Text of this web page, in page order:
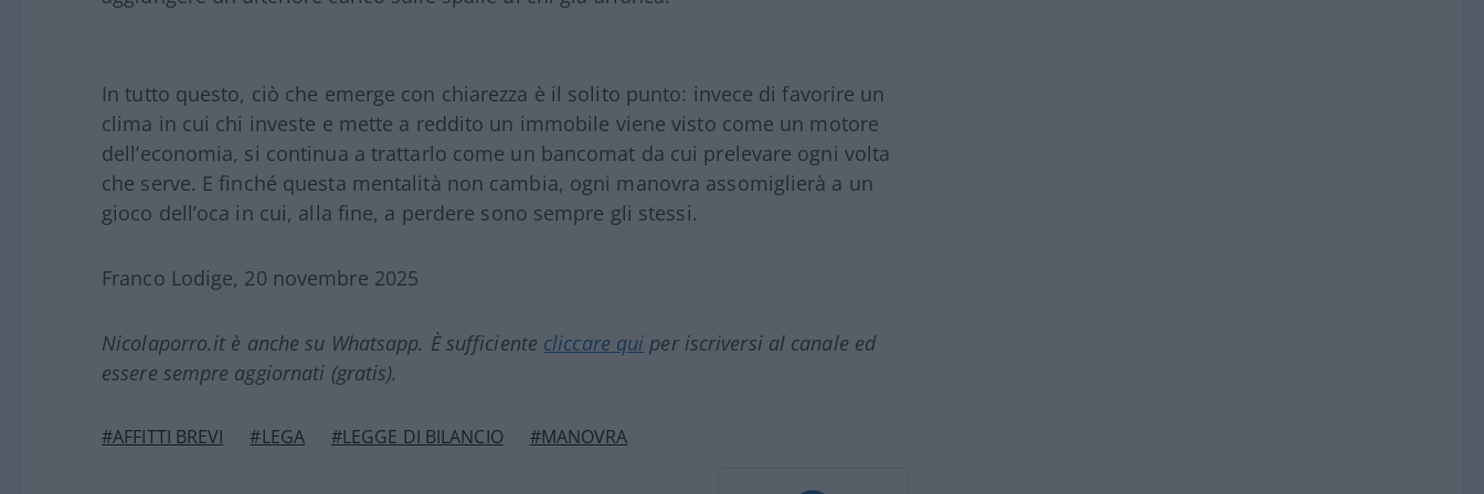
In tutto questo, ciò che emerge con chiarezza è il solito punto: invece di favorire un
clima in cui chi investe e mette a reddito un immobile viene visto come un motore
dell’economia, si continua a trattarlo come un bancomat da cui prelevare ogni volta
che serve. E finché questa mentalità non cambia, ogni manovra assomiglierà a un
gioco dell’oca in cui, alla fine, a perdere sono sempre gli stessi.
Franco Lodige, 20 novembre 2025
Nicolaporro.it è anche su Whatsapp. È sufficiente cliccare qui per iscriversi al canale ed
essere sempre aggiornati (gratis).
#AFFITTI BREVI #LEGA #LEGGE DI BILANCIO #MANOVRA